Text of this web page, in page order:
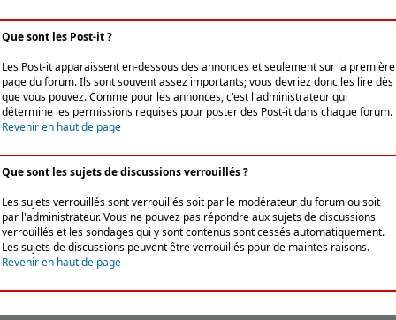
Que sont les Post-it ?
Les Post-it apparaissent en-dessous des annonces et seulement sur la première
page du forum. Ils sont souvent assez importants; vous devriez donc les lire dès
que vous pouvez. Comme pour les annonces, c'est l'administrateur qui
détermine les permissions requises pour poster des Post-it dans chaque forum.
Revenir en haut de page
Que sont les sujets de discussions verrouillés ?
Les sujets verrouillés sont verrouillés soit par le modérateur du forum ou soit
par l'administrateur. Vous ne pouvez pas répondre aux sujets de discussions
verrouillés et les sondages qui y sont contenus sont cessés automatiquement.
Les sujets de discussions peuvent être verrouillés pour de maintes raisons.
Revenir en haut de page